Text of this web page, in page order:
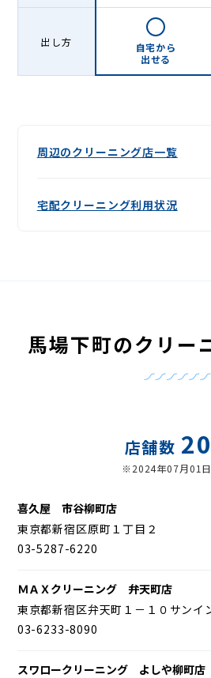
出し方
自宅から
出せる
周辺のクリーニング店一覧
宅配クリーニング利用状況
馬場下町のクリー
店舗数 20
※2024年07月01
喜久屋 市谷柳町店
東京都新宿区原町１丁目２
03-5287-6220
ＭＡＸクリーニング 弁天町店
東京都新宿区弁天町１－１０サンイ
03-6233-8090
スワロークリーニング よしや柳町店